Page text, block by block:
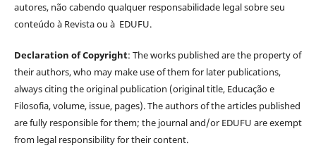
autores, não cabendo qualquer responsabilidade legal sobre seu
conteúdo à Revista ou à EDUFU.
Declaration of Copyright: The works published are the property of
their authors, who may make use of them for later publications,
always citing the original publication (original title, Educação e
Filosofia, volume, issue, pages). The authors of the articles published
are fully responsible for them; the journal and/or EDUFU are exempt
from legal responsibility for their content.